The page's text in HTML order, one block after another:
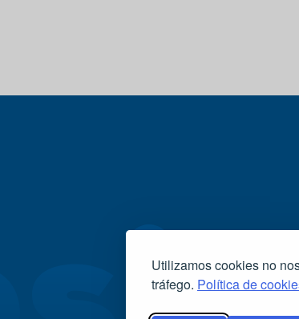
Utilizamos cookies no
tráfego. Política de